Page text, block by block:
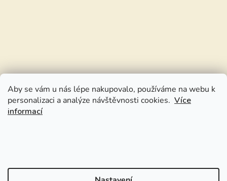
Aby se vám u nás lépe nakupovalo, používáme na webu k
personalizaci a analýze návštěvnosti cookies. Více
informací